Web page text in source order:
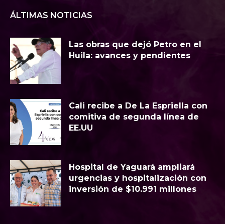
ÁLTIMAS NOTICIAS
Las obras que dejó Petro en el
Huila: avances y pendientes
Cali recibe a De La Espriella con
comitiva de segunda línea de
EE.UU
Hospital de Yaguará ampliará
urgencias y hospitalización con
inversión de $10.991 millones